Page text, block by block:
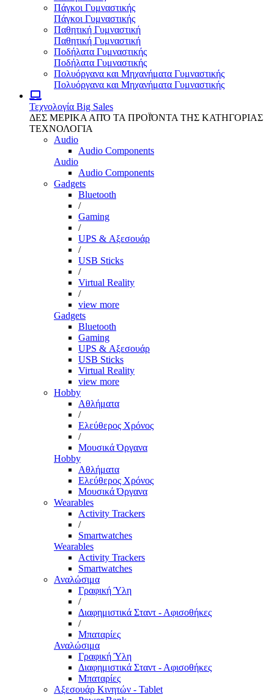
Πάγκοι Γυμναστικής
Πάγκοι Γυμναστικής
Παθητική Γυμναστική
Παθητική Γυμναστική
Ποδήλατα Γυμναστικής
Ποδήλατα Γυμναστικής
Πολυόργανα και Μηχανήματα Γυμναστικής
Πολυόργανα και Μηχανήματα Γυμναστικής
Τεχνολογία Big Sales
ΔΕΣ ΜΕΡΙΚΑ ΑΠΌ ΤΑ ΠΡΟΪΌΝΤΑ ΤΗΣ ΚΑΤΗΓΟΡΙΑΣ
ΤΕΧΝΟΛΟΓΙΑ
Audio
Audio Components
Audio
Audio Components
Gadgets
Bluetooth
/
Gaming
/
UPS & Αξεσουάρ
/
USB Sticks
/
Virtual Reality
/
view more
Gadgets
Bluetooth
Gaming
UPS & Αξεσουάρ
USB Sticks
Virtual Reality
view more
Hobby
Αθλήματα
/
Ελεύθερος Χρόνος
/
Μουσικά Όργανα
Hobby
Αθλήματα
Ελεύθερος Χρόνος
Μουσικά Όργανα
Wearables
Activity Trackers
/
Smartwatches
Wearables
Activity Trackers
Smartwatches
Αναλώσιμα
Γραφική Ύλη
/
Διαφημιστικά Σταντ - Αφισοθήκες
/
Μπαταρίες
Αναλώσιμα
Γραφική Ύλη
Διαφημιστικά Σταντ - Αφισοθήκες
Μπαταρίες
Αξεσουάρ Κινητών - Tablet